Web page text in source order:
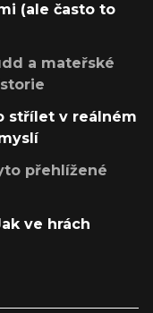
(ale často to
a mateřské
střílet v reálném
přehlížené
ve hrách